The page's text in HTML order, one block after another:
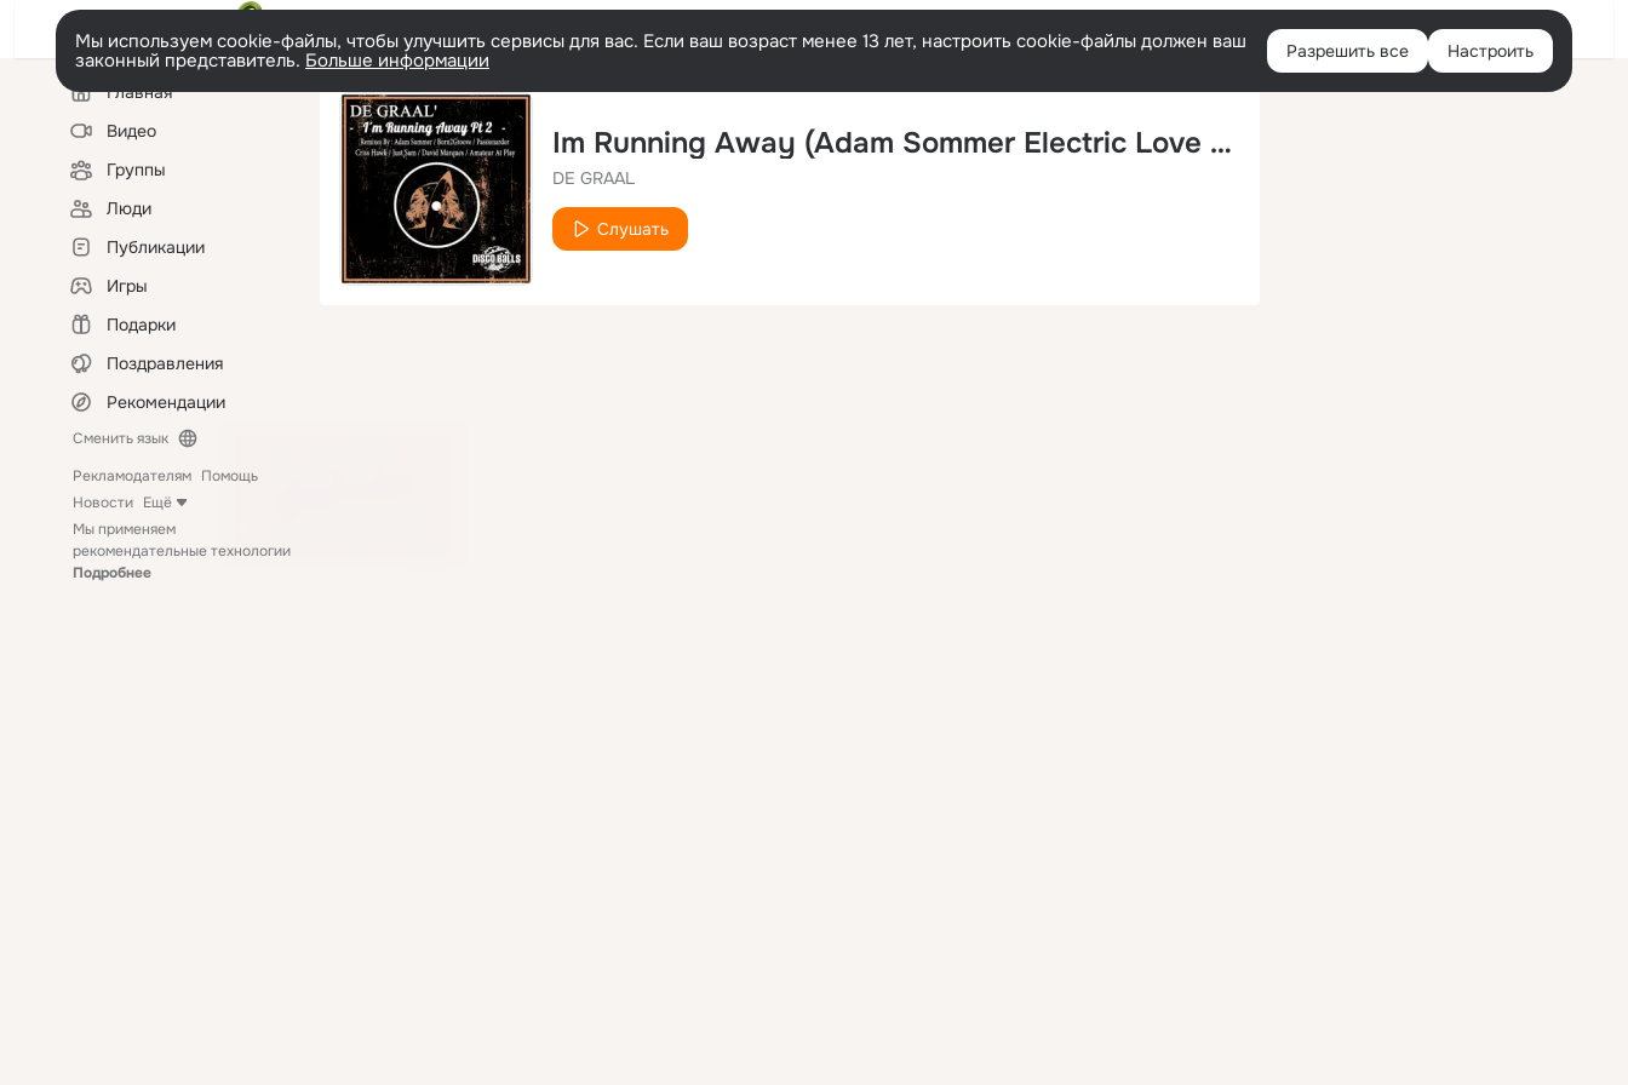
Войти
Мы используем cookie-файлы, чтобы улучшить сервисы для вас. Если ваш возраст менее 13 лет, настроить cookie-файлы должен ваш
законный представитель. Больше информации Разрешить все Настроить
Левая
колонкаГлавная
Видео
Группы
Люди
Публикации
Игры
Подарки
Поздравления
Рекомендации
Сменить язык
Рекламодателям Помощь
Новости Ещё
Мы применяем
рекомендательные технологии
Подробнее
Im Running Away (Adam Sommer Electric Love Remix)
DE GRAAL
Слушать